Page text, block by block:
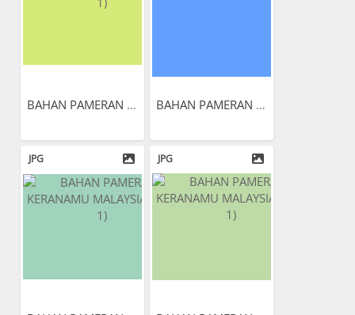
BAHAN PAMERAN KERANAMU... BAHAN PAMERAN KERANAMU...
JPG JPG